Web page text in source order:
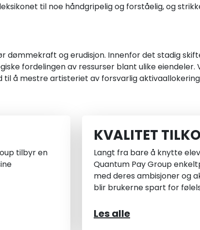
til noe håndgripelig og forståelig, og
dømmekraft og erudisjon. Innenfor det stadig
fordelingen av ressurser blant ulike eiendeler.
å mestre artisteriet av forsvarlig
tilbyr en
KVALITET
Langt fra bare å knytte
Quantum Pay Group
med deres ambisjoner og
blir brukerne spart for
Les alle